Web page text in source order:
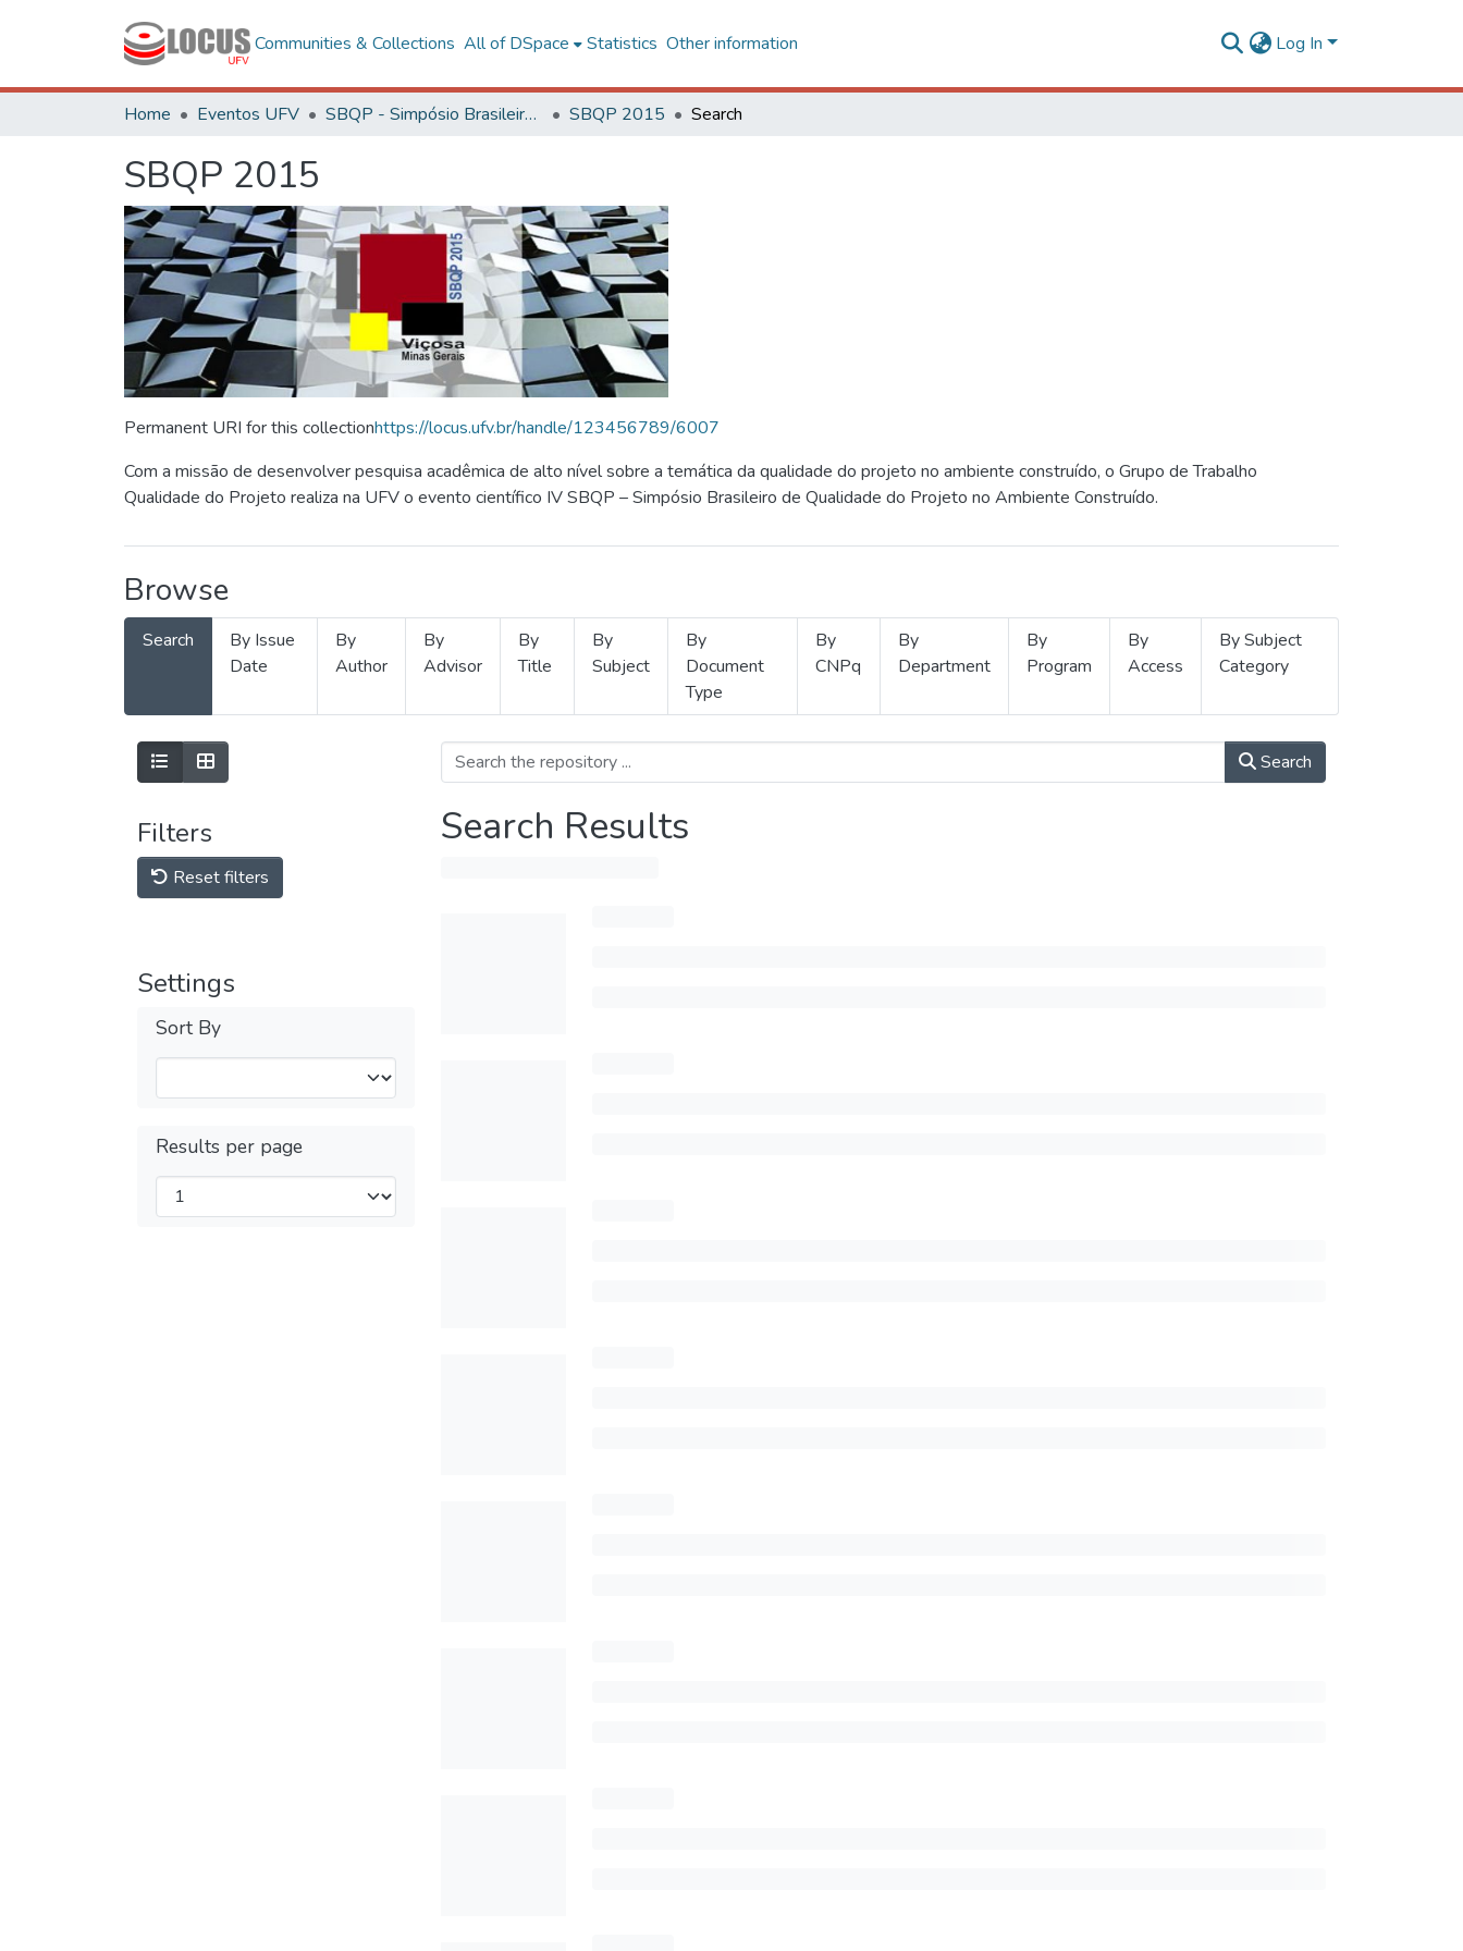
Communities & Collections All of DSpace Statistics Other information Log In
Home Eventos UFV SBQP - Simpósio Brasileiro de Qualidade do Projeto no Ambiente Construído SBQP 2015 Search
SBQP 2015
Permanent URI for this collectionhttps://locus.ufv.br/handle/123456789/6007
Com a missão de desenvolver pesquisa acadêmica de alto nível sobre a temática da qualidade do projeto no ambiente construído, o Grupo de Trabalho
Qualidade do Projeto realiza na UFV o evento científico IV SBQP – Simpósio Brasileiro de Qualidade do Projeto no Ambiente Construído.
Browse
Search
By Issue
Date
By
Author
By
Advisor
By
Title
By
Subject
By
Document
Type
By
CNPq
By
Department
By
Program
By
Access
By Subject
Category
Filters
Reset filters
Settings
Sort By
Results per page
Search
Search Results